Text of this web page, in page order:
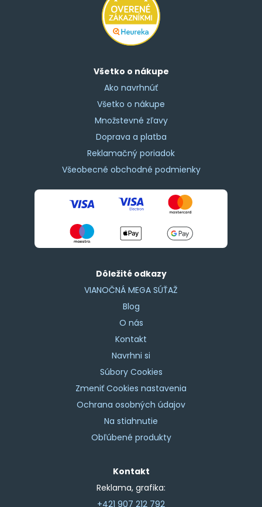
Všetko o nákupe
Ako navrhnúť
Všetko o nákupe
Množstevné zľavy
Doprava a platba
Reklamačný poriadok
Všeobecné obchodné podmienky
Dôležité odkazy
VIANOČNÁ MEGA SÚŤAŽ
Blog
O nás
Kontakt
Navrhni si
Súbory Cookies
Zmeniť Cookies nastavenia
Ochrana osobných údajov
Na stiahnutie
Obľúbené produkty
Kontakt
Reklama, grafika:
+421 907 212 792